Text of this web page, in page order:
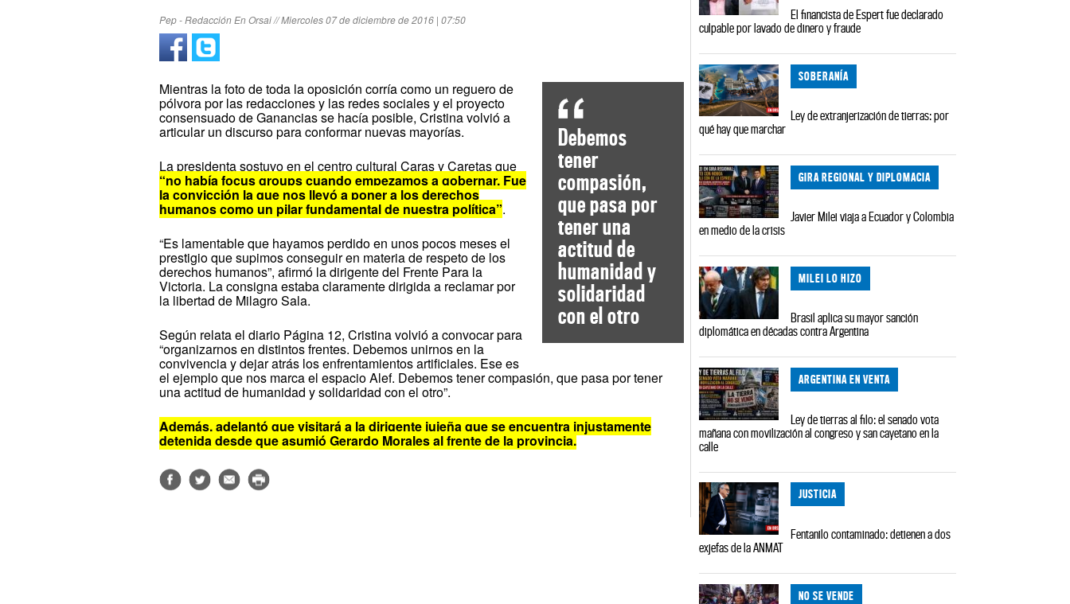
Pep - Redacción En Orsai // Miercoles 07 de diciembre de 2016 | 07:50
Debemos
tener
compasión,
que pasa por
tener una
actitud de
humanidad y
solidaridad
con el otro
Mientras la foto de toda la oposición corría como un reguero de
pólvora por las redacciones y las redes sociales y el proyecto
consensuado de Ganancias se hacía posible, Cristina volvió a
articular un discurso para conformar nuevas mayorías.
La presidenta sostuvo en el centro cultural Caras y Caretas que
“no había focus groups cuando empezamos a gobernar. Fue
la convicción la que nos llevó a poner a los derechos
humanos como un pilar fundamental de nuestra política”.
“Es lamentable que hayamos perdido en unos pocos meses el
prestigio que supimos conseguir en materia de respeto de los
derechos humanos”, afirmó la dirigente del Frente Para la
Victoria. La consigna estaba claramente dirigida a reclamar por
la libertad de Milagro Sala.
Según relata el diario Página 12, Cristina volvió a convocar para
“organizarnos en distintos frentes. Debemos unirnos en la
convivencia y dejar atrás los enfrentamientos artificiales. Ese es
el ejemplo que nos marca el espacio Alef. Debemos tener compasión, que pasa por tener
una actitud de humanidad y solidaridad con el otro”.
Además, adelantó que visitará a la dirigente jujeña que se encuentra injustamente
detenida desde que asumió Gerardo Morales al frente de la provincia.
El financista de Espert fue declarado
culpable por lavado de dinero y fraude
SOBERANÍA
Ley de extranjerización de tierras: por
qué hay que marchar
GIRA REGIONAL Y DIPLOMACIA
Javier Milei viaja a Ecuador y Colombia
en medio de la crisis
MILEI LO HIZO
Brasil aplica su mayor sanción
diplomática en décadas contra Argentina
ARGENTINA EN VENTA
Ley de tierras al filo: el senado vota
mañana con movilización al congreso y san cayetano en la
calle
JUSTICIA
Fentanilo contaminado: detienen a dos
exjefas de la ANMAT
NO SE VENDE